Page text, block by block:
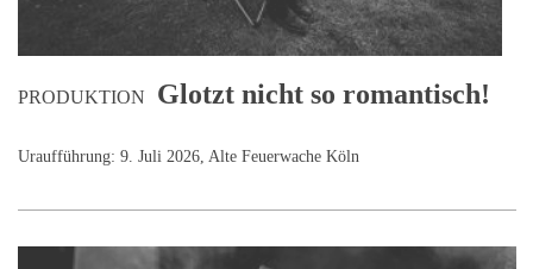
PRODUKTION Glotzt nicht so romantisch!
Uraufführung: 9. Juli 2026, Alte Feuerwache Köln